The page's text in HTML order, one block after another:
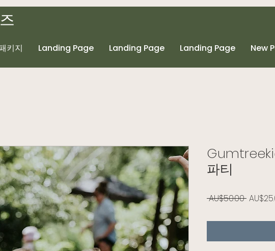
키지 Landing Page Landing Page Landing Page New
파티
AU$50.00 일반가